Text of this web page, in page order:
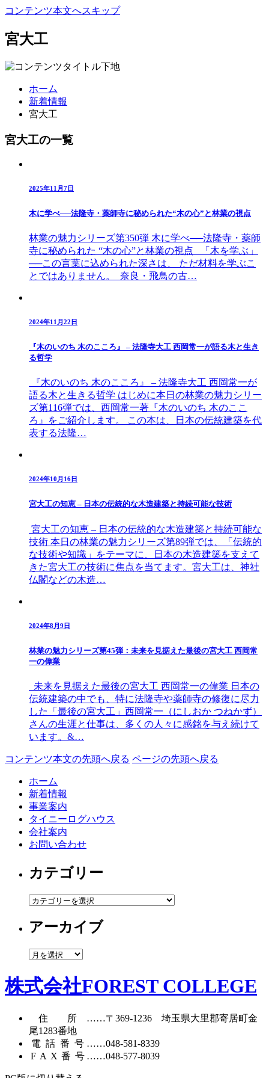
コンテンツ本文へスキップ
宮大工
ホーム
新着情報
宮大工
宮大工の一覧
2025年11月7日
木に学べ──法隆寺・薬師寺に秘められた“木の心”と林業の視点
林業の魅力シリーズ第350弾 木に学べ──法隆寺・薬師
寺に秘められた “木の心”と林業の視点 「木を学ぶ」
──この言葉に込められた深さは、 ただ材料を学ぶこ
とではありません。 奈良・飛鳥の古…
2024年11月22日
『木のいのち 木のこころ』 – 法隆寺大工 西岡常一が語る木と生き
る哲学
『木のいのち 木のこころ』 – 法隆寺大工 西岡常一が
語る木と生きる哲学 はじめに本日の林業の魅力シリー
ズ第116弾では、西岡常一著『木のいのち 木のここ
ろ』をご紹介します。 この本は、日本の伝統建築を代
表する法隆…
2024年10月16日
宮大工の知恵 – 日本の伝統的な木造建築と持続可能な技術
宮大工の知恵 – 日本の伝統的な木造建築と持続可能な
技術 本日の林業の魅力シリーズ第89弾では、「伝統的
な技術や知識」をテーマに、日本の木造建築を支えて
きた宮大工の技術に焦点を当てます。宮大工は、神社
仏閣などの木造…
2024年8月9日
林業の魅力シリーズ第45弾：未来を見据えた最後の宮大工 西岡常
一の偉業
未来を見据えた最後の宮大工 西岡常一の偉業 日本の
伝統建築の中でも、特に法隆寺や薬師寺の修復に尽力
した「最後の宮大工」西岡常一（にしおか つねかず）
さんの生涯と仕事は、多くの人々に感銘を与え続けて
います。&…
コンテンツ本文の先頭へ戻る ページの先頭へ戻る
ホーム
新着情報
事業案内
タイニーログハウス
会社案内
お問い合わせ
カテゴリー
カ
ゴ
ー
アーカイブ
ア
カ
イ
株式会社FOREST COLLEGE
住所……〒369-1236 埼玉県大里郡寄居町金
尾1283番地
電話番号……048-581-8339
FAX番号……048-577-8039